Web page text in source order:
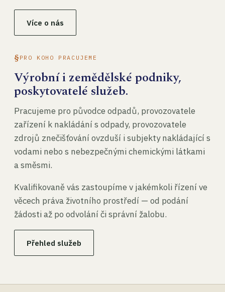
Více o nás
PRO KOHO PRACUJEME
Výrobní i zemědělské podniky,
poskytovatelé služeb.
Pracujeme pro původce odpadů, provozovatele
zařízení k nakládání s odpady, provozovatele
zdrojů znečišťování ovzduší i subjekty nakládající s
vodami nebo s nebezpečnými chemickými látkami
a směsmi.
Kvalifikovaně vás zastoupíme v jakémkoli řízení ve
věcech práva životního prostředí — od podání
žádosti až po odvolání či správní žalobu.
Přehled služeb